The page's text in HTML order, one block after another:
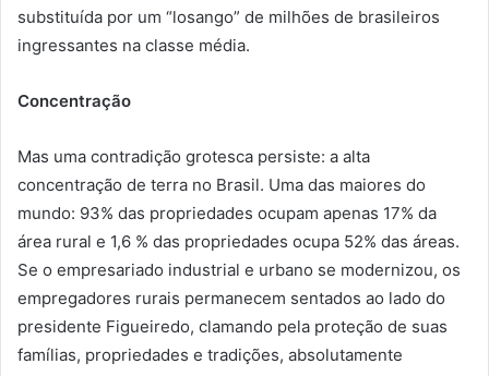
substituída por um “losango” de milhões de brasileiros
ingressantes na classe média.
Concentração
Mas uma contradição grotesca persiste: a alta
concentração de terra no Brasil. Uma das maiores do
mundo: 93% das propriedades ocupam apenas 17% da
área rural e 1,6 % das propriedades ocupa 52% das áreas.
Se o empresariado industrial e urbano se modernizou, os
empregadores rurais permanecem sentados ao lado do
presidente Figueiredo, clamando pela proteção de suas
famílias, propriedades e tradições, absolutamente